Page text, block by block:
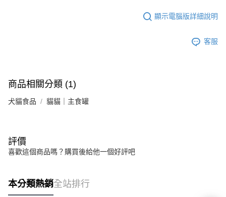
顯示電腦版詳細說明
客服
商品相關分類 (1)
犬貓食品 貓貓｜主食罐
評價
喜歡這個商品嗎？購買後給他一個好評吧
本分類熱銷全站排行